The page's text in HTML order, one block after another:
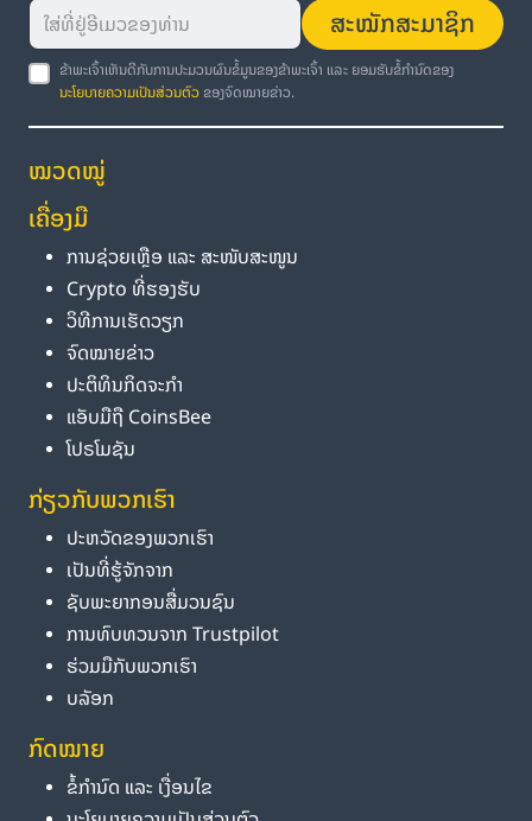
ສະໝັກສະມາຊິກ
ຂ້າພະເຈົ້າເຫັນດີກັບການປະມວນຜົນຂໍ້ມູນຂອງຂ້າພະເຈົ້າ ແລະ ຍອມຮັບຂໍ້ກຳນົດຂອງ
ນະໂຍບາຍຄວາມເປັນສ່ວນຕົວ ຂອງຈົດໝາຍຂ່າວ.
ໝວດໝູ່
ເຄື່ອງມື
ການຊ່ວຍເຫຼືອ ແລະ ສະໜັບສະໜູນ
Crypto ທີ່ຮອງຮັບ
ວິທີການເຮັດວຽກ
ຈົດໝາຍຂ່າວ
ປະຕິທິນກິດຈະກຳ
ແອັບມືຖື CoinsBee
ໂປຣໂມຊັນ
ກ່ຽວກັບພວກເຮົາ
ປະຫວັດຂອງພວກເຮົາ
ເປັນທີ່ຮູ້ຈັກຈາກ
ຊັບພະຍາກອນສື່ມວນຊົນ
ການທົບທວນຈາກ Trustpilot
ຮ່ວມມືກັບພວກເຮົາ
ບລັອກ
ກົດໝາຍ
ຂໍ້ກຳນົດ ແລະ ເງື່ອນໄຂ